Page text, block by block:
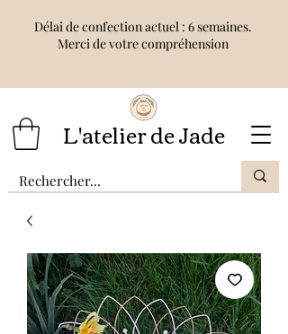
L'atelier de Jade
Délai de confection actuel : 6 semaines.
Merci de votre compréhension